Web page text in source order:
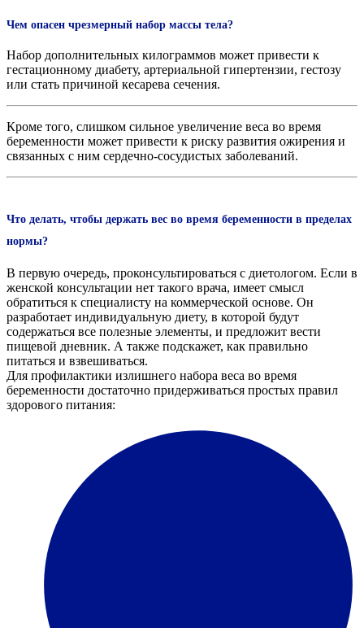
Чем опасен чрезмерный набор массы тела?
Набор дополнительных килограммов может привести к
гестационному диабету, артериальной гипертензии, гестозу
или стать причиной кесарева сечения.
Кроме того, слишком сильное увеличение веса во время
беременности может привести к риску развития ожирения и
связанных с ним сердечно-сосудистых заболеваний.
Что делать, чтобы держать вес во время беременности в пределах
нормы?
В первую очередь, проконсультироваться с диетологом. Если в
женской консультации нет такого врача, имеет смысл
обратиться к специалисту на коммерческой основе. Он
разработает индивидуальную диету, в которой будут
содержаться все полезные элементы, и предложит вести
пищевой дневник. А также подскажет, как правильно
питаться и взвешиваться.
Для профилактики излишнего набора веса во время
беременности достаточно придерживаться простых правил
здорового питания: